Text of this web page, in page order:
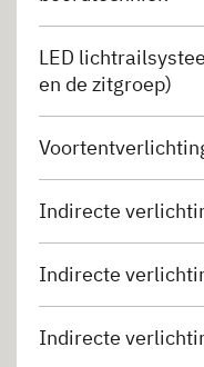
LED
en de zitgroep)
Indirecte
Indirecte
Indirecte